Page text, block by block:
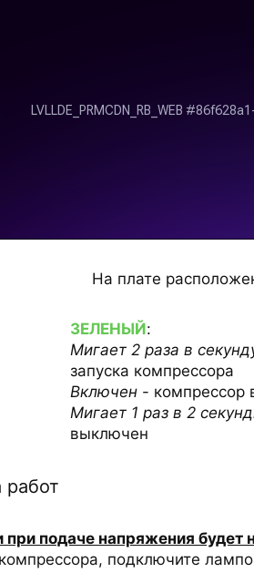
На плате
ЗЕЛЕНЫЙ:
Мигает 2 раза в
запуска компрессора
Включен - компрессор
Мигает 1 раз в 2
выключен
при подаче напряжения будет
подключите